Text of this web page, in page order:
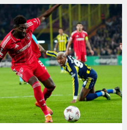
Mehmet Ali Aydınlar,